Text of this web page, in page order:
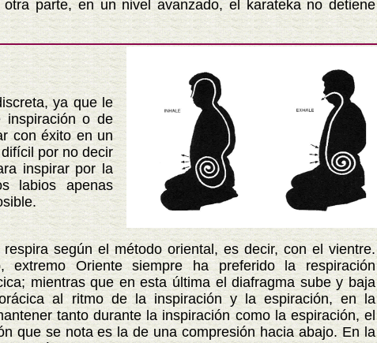
parte, en un nivel avanzado, el karateka no detiene
ya que le
inspiración o de
con éxito en un
por no decir
inspirar por la
labios apenas
según el método oriental, es decir, con el vientre.
extremo Oriente siempre ha preferido la respiración
mientras que en esta última el diafragma sube y baja
al ritmo de la inspiración y la espiración, en la
tanto durante la inspiración como la espiración, el
que se nota es la de una compresión hacia abajo. En la